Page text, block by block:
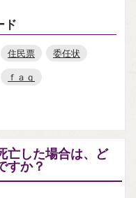
ド
住民票
委任状
ｆａｑ
亡した場合は、ど
すか？